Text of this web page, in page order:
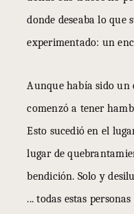
donde deseaba lo que
experimentado: un
Aunque había sido un
comenzó a tener
Esto sucedió en el
lugar de
bendición. Solo y
... todas estas